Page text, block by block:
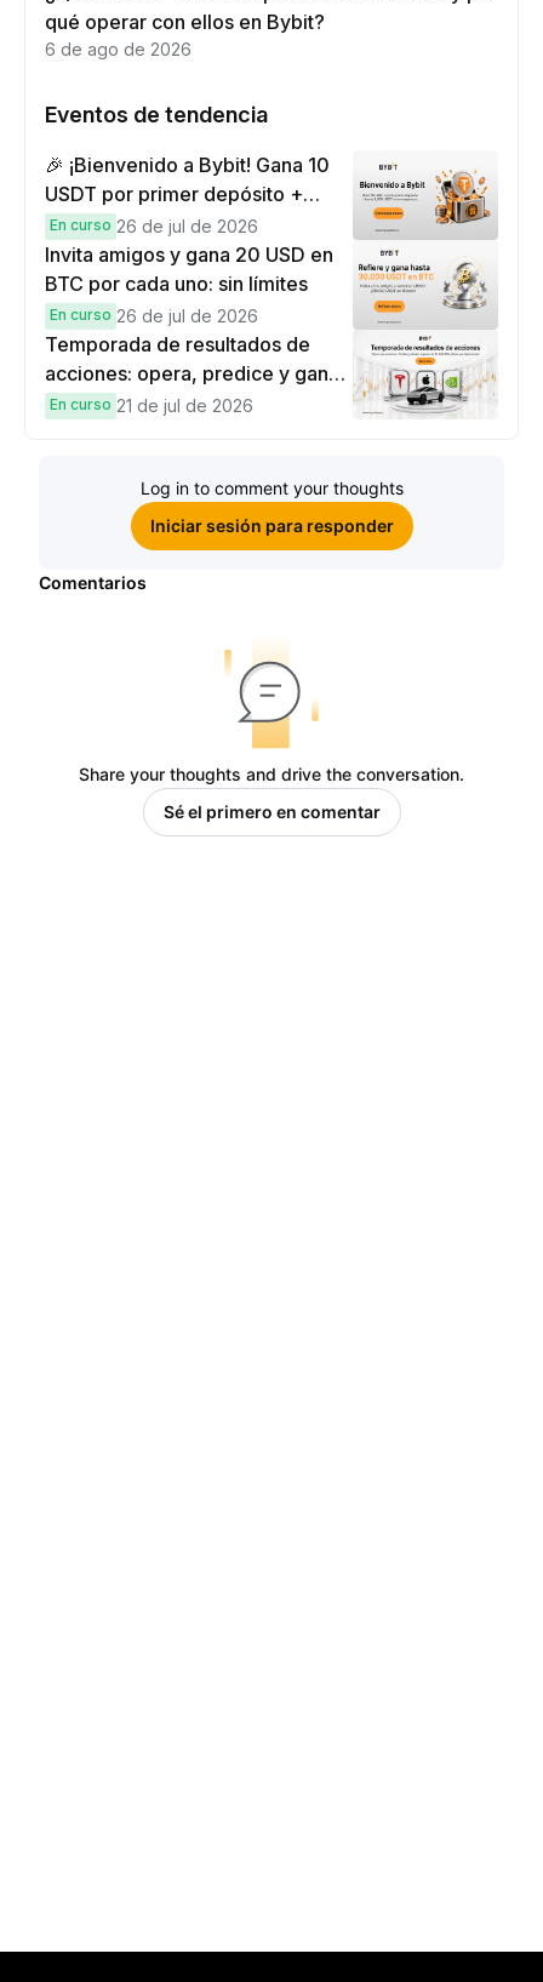
qué operar con ellos en Bybit?
6 de ago de 2026
Eventos de tendencia
🎉 ¡Bienvenido a Bybit! Gana 10
USDT por primer depósito +
hasta 9,999 USDT en
recompensas
En curso 26 de jul de 2026
Invita amigos y gana 20 USD en
BTC por cada uno: sin límites
En curso 26 de jul de 2026
Temporada de resultados de
acciones: opera, predice y gana
una Cybertruck.
En curso 21 de jul de 2026
Log in to comment your thoughts
Iniciar sesión para responder
Comentarios
Share your thoughts and drive the conversation.
Sé el primero en comentar